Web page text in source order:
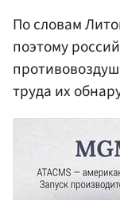
По словам
поэтому
труда их